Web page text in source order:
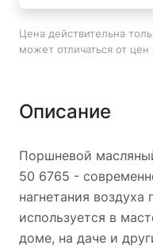
Цена действительна
может отличаться от
Описание
Поршневой
50 6765 -
нагнетания воздуха
используется в
доме, на даче и